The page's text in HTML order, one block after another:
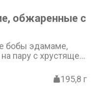
обжаренные с
бобы эдамаме,
пару с хрустящей
с благородным195,8 г